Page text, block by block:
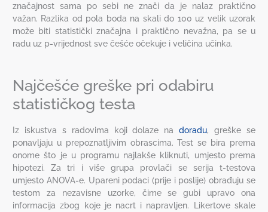
značajnost sama po sebi ne znači da je nalaz praktično
važan. Razlika od pola boda na skali do 100 uz velik uzorak
može biti statistički značajna i praktično nevažna, pa se u
radu uz p-vrijednost sve češće očekuje i veličina učinka.
Najčešće greške pri odabiru
statističkog testa
Iz iskustva s radovima koji dolaze nadoradu, greške se
ponavljaju u prepoznatljivim obrascima. Test se bira prema
onome što je u programu najlakše kliknuti, umjesto prema
hipotezi. Za tri i više grupa provlači se serija t-testova
umjesto ANOVA-e. Upareni podaci (prije i poslije) obrađuju se
testom za nezavisne uzorke, čime se gubi upravo ona
informacija zbog koje je nacrt i napravljen. Likertove skale